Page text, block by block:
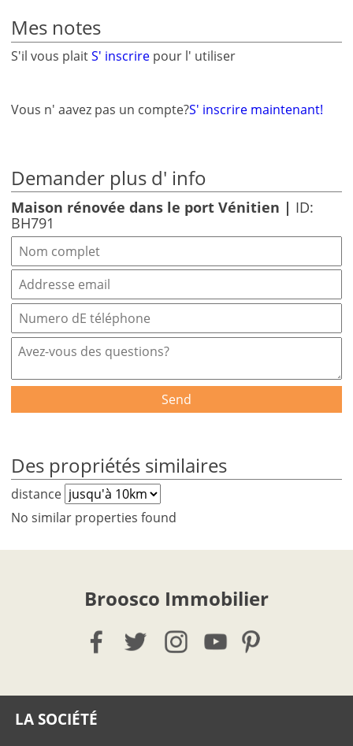
Mes notes
S'il vous plaitS' inscrire pour l' utiliser
Vous n' aavez pas un compte?S' inscrire maintenant!
Demander plus d' info
Maison rénovée dans le port Vénitien | ID:
BH791
Send
Des propriétés similaires
distance
No similar properties found
Broosco Immobilier
LA SOCIÉTÉ